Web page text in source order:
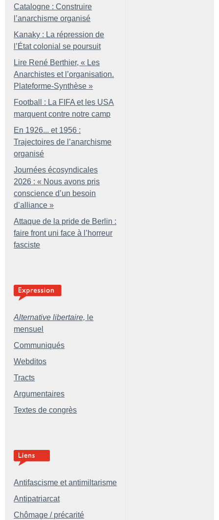
Catalogne : Construire
l’anarchisme organisé
Kanaky : La répression de
l’État colonial se poursuit
Lire René Berthier, « Les
Anarchistes et l’organisation.
Plateforme-Synthèse »
Football : La FIFA et les USA
marquent contre notre camp
En 1926... et 1956 :
Trajectoires de l’anarchisme
organisé
Journées écosyndicales
2026 : « Nous avons pris
conscience d’un besoin
d’alliance »
Attaque de la pride de Berlin :
faire front uni face à l’horreur
fasciste
Alternative libertaire, le
mensuel
Communiqués
Webditos
Tracts
Argumentaires
Textes de congrès
Antifascisme et antimiltarisme
Antipatriarcat
Chômage / précarité